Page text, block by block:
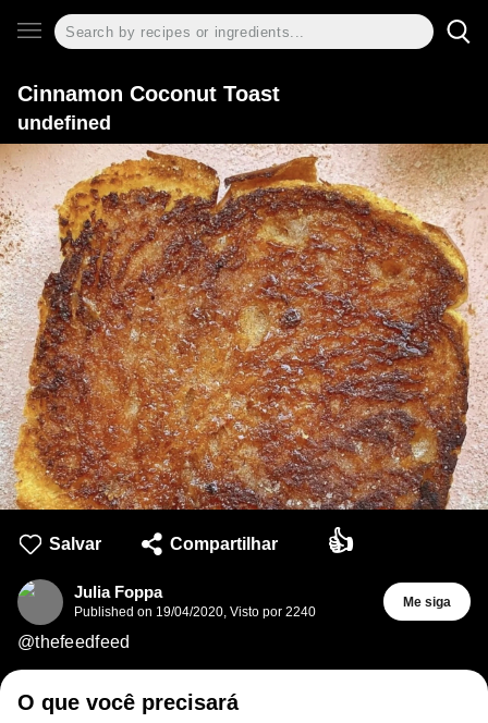
Cinnamon Coconut Toast
undefined
Salvar Compartilhar 👍
Julia Foppa
Published on 19/04/2020, Visto por 2240
Me siga
@thefeedfeed
O que você precisará